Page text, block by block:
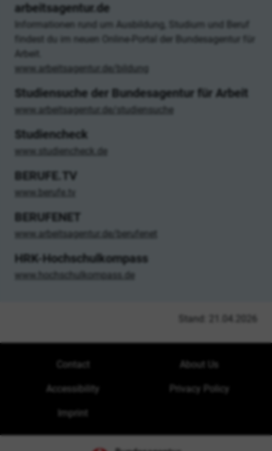
arbeitsagentur.de
Informationen rund um Ausbildung, Studium und Beruf
findest du im neuen Online-Portal der Bundesagentur für
Arbeit.
www.arbeitsagentur.de/bildung
Studiensuche der Bundesagentur für Arbeit
www.arbeitsagentur.de/studiensuche
Studiencheck
www.studiencheck.de
BERUFE.TV
www.berufe.tv
BERUFENET
www.arbeitsagentur.de/berufenet
HRK-Hochschulkompass
www.hochschulkompass.de
Stand: 21.04.2026
Contact About Us
Accessibility Privacy Policy
Imprint